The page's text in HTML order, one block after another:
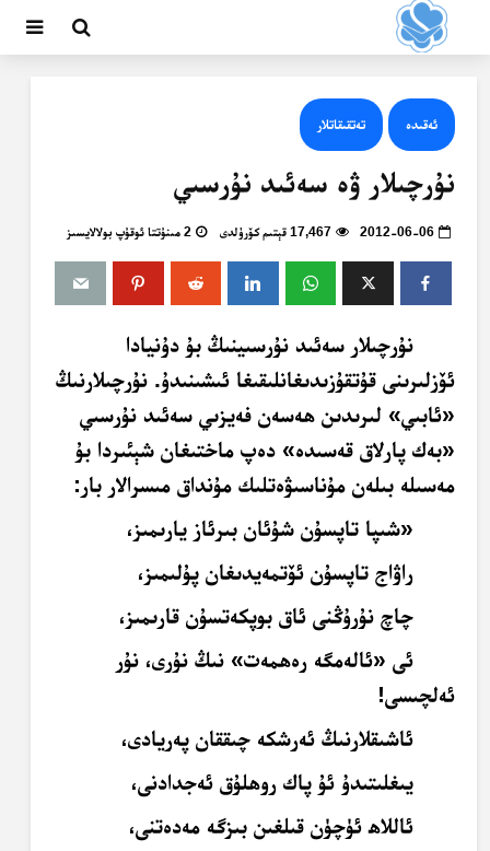
ئەقىدە تەتقىقاتلار
نۇرچىلار ۋە سەئىد نۇرسىي
2012-06-06 17,467 قېتىم كۆرۈلدى 2 مىنۇتتا ئوقۇپ بولالايسىز
نۇرچىلار سەئىد نۇرسىينىڭ بۇ دۇنيادا
ئۆزلىرىنى قۇتقۇزىدىغانلىقىغا ئىشىنىدۇ. نۇرچىلارنىڭ
«ئابىي» لىرىدىن ھەسەن فەيزىي سەئىد نۇرسىي
«بەك پارلاق قەسىدە» دەپ ماختىغان شېئىردا بۇ
مەسىلە بىلەن مۇناسىۋەتلىك مۇنداق مىسرالار بار:
«شىپا تاپسۇن شۇئان بىرئاز يارىمىز،
راۋاج تاپسۇن ئۆتمەيدىغان پۇلىمىز،
چاچ نۇرۇڭنى ئاق بوپكەتسۇن قارىمىز،
ئى «ئالەمگە رەھمەت» نىڭ نۇرى، نۇر
ئەلچىسى!
ئاشىقلارنىڭ ئەرشكە چىققان پەريادى،
يىغلىتىدۇ ئۇ پاك روھلۇق ئەجدادنى،
ئاللاھ ئۈچۈن قىلغىن بىزگە مەدەتنى،